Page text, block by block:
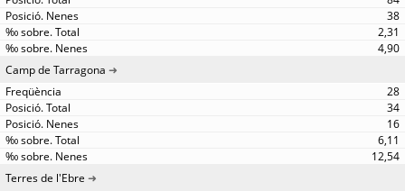
38
2,31
4,90
Camp de Tarragona
28
34
16
6,11
12,54
Terres de l'Ebre